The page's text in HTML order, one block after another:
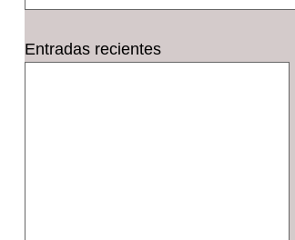
Entradas recientes